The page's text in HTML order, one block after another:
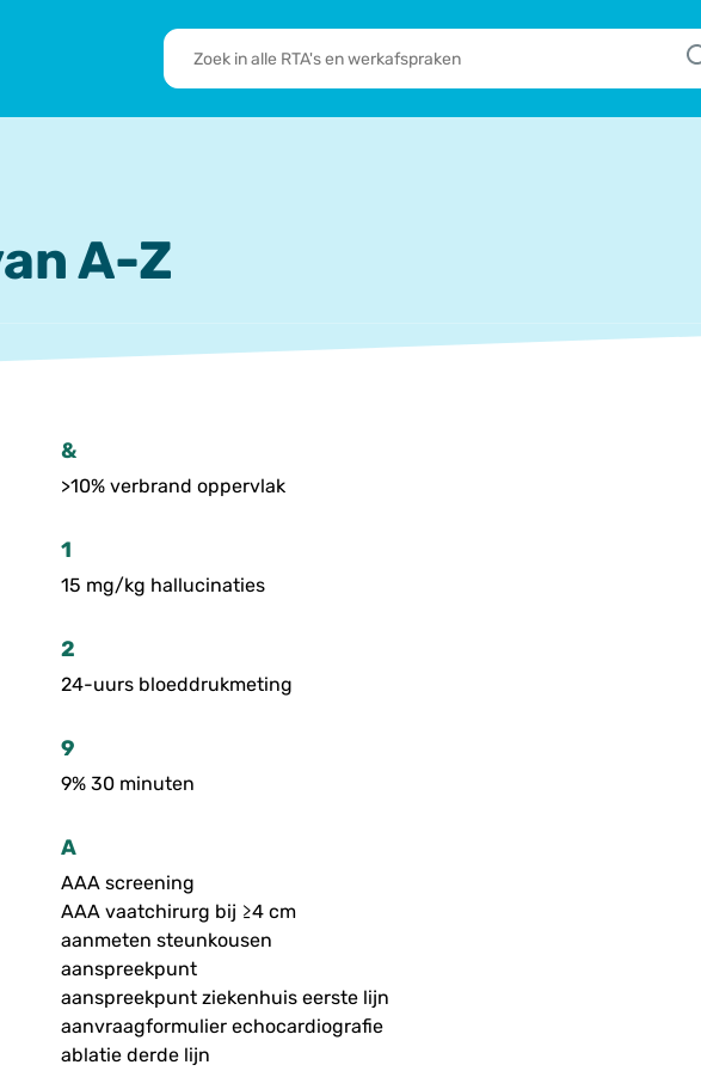
RTA's
en
A-Z
&
>10% verbrand oppervlak
1
15 mg/kg hallucinaties
2
24-uurs bloeddrukmeting
9
9% 30 minuten
A
AAA screening
AAA vaatchirurg bij ≥4 cm
aanmeten steunkousen
aanspreekpunt
aanspreekpunt ziekenhuis eerste lijn
aanvraagformulier echocardiografie
ablatie derde lijn